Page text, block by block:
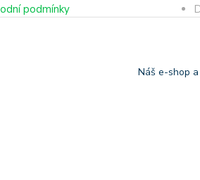
podmínky
2006-2025 TrigonShop.cz - bez souhlasu
Náš e-shop